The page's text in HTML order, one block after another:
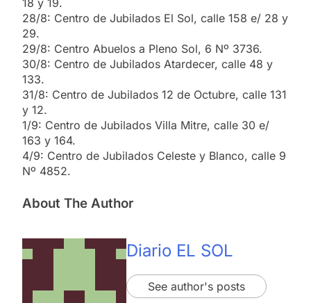
28/8: Centro de Jubilados El Sol, calle 158 e/ 28 y
29.
29/8: Centro Abuelos a Pleno Sol, 6 Nº 3736.
30/8: Centro de Jubilados Atardecer, calle 48 y
133.
31/8: Centro de Jubilados 12 de Octubre, calle 131
y 12.
1/9: Centro de Jubilados Villa Mitre, calle 30 e/
163 y 164.
4/9: Centro de Jubilados Celeste y Blanco, calle 9
Nº 4852.
About The Author
Diario EL SOL
See author's posts